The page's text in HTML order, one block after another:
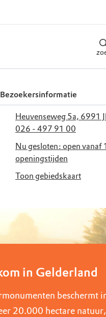
Bezoekersinformatie
Heuvenseweg 5a, 6991
026 - 497 91 00
Nu gesloten: open vanaf
openingstijden
Toon gebiedskaart
in Gelderland
beschermt
20.000 hectare